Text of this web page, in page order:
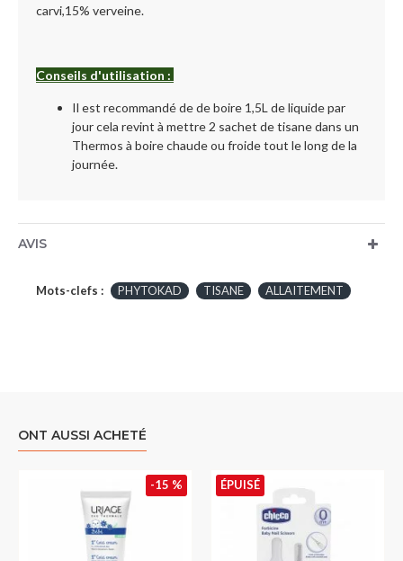
carvi,15% verveine.
Conseils d'utilisation :
Il est recommandé de de boire 1,5L de liquide par
jour cela revint à mettre 2 sachet de tisane dans un
Thermos à boire chaude ou froide tout le long de la
journée.
AVIS
Mots-clefs : PHYTOKAD TISANE ALLAITEMENT
ONT AUSSI ACHETÉ
-15 % ÉPUISÉ